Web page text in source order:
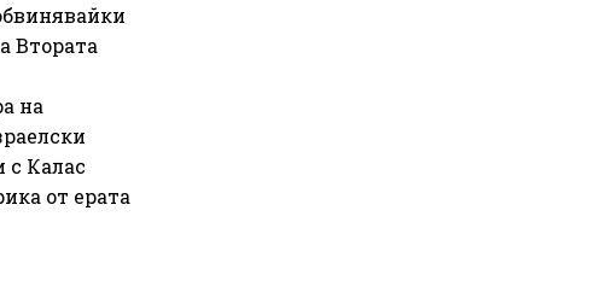
Втората
на
с Калас
от ерата